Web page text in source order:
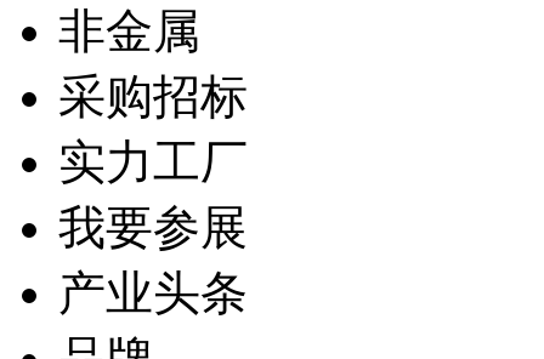
非金属
采购招标
实力工厂
我要参展
产业头条